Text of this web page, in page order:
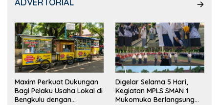
Maxim Perkuat Dukungan
Bagi Pelaku Usaha Lokal di
Bengkulu dengan
Digelar Selama 5 Hari,
Kegiatan MPLS SMAN 1
Mukomuko Berlangsung